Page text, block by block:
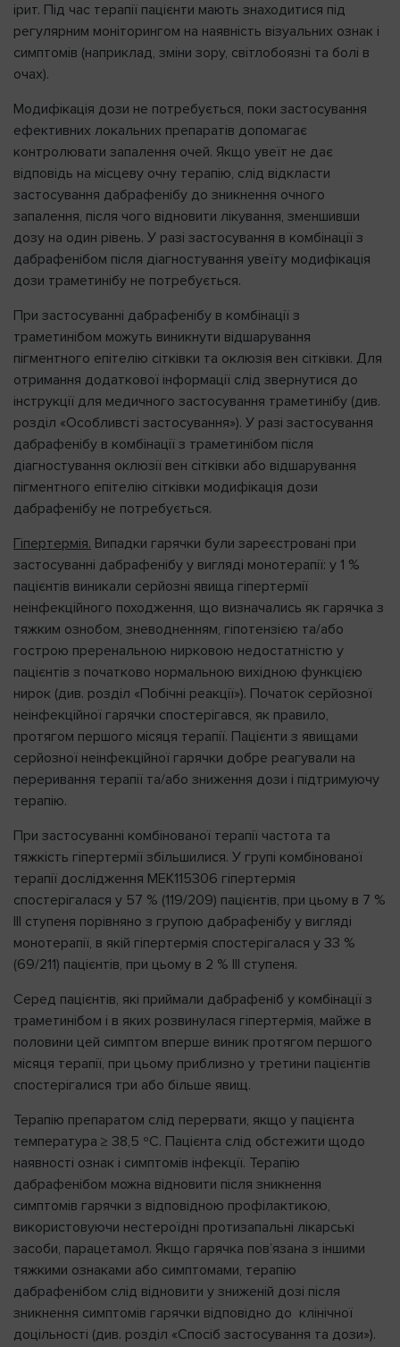
ірит. Під час терапії пацієнти мають знаходитися під
регулярним моніторингом на наявність візуальних ознак і
симптомів (наприклад, зміни зору, світлобоязні та болі в
очах).
Модифікація дози не потребується, поки застосування
ефективних локальних препаратів допомагає
контролювати запалення очей. Якщо увеїт не дає
відповідь на місцеву очну терапію, слід відкласти
застосування дабрафенібу до зникнення очного
запалення, після чого відновити лікування, зменшивши
дозу на один рівень. У разі застосування в комбінації з
дабрафенібом після діагностування увеїту модифікація
дози траметинібу не потребується.
При застосуванні дабрафенібу в комбінації з
траметинібом можуть виникнути відшарування
пігментного епітелію сітківки та оклюзія вен сітківки. Для
отримання додаткової інформації слід звернутися до
інструкції для медичного застосування траметинібу (див.
розділ «Особливсті застосування»). У разі застосування
дабрафенібу в комбінації з траметинібом після
діагностування оклюзії вен сітківки або відшарування
пігментного епітелію сітківки модифікація дози
дабрафенібу не потребується.
Гіпертермія. Випадки гарячки були зареєстровані при
застосуванні дабрафенібу у вигляді монотерапії: у 1 %
пацієнтів виникали серйозні явища гіпертермії
неінфекційного походження, що визначались як гарячка з
тяжким ознобом, зневодненням, гіпотензією та/або
гострою преренальною нирковою недостатністю у
пацієнтів з початково нормальною вихідною функцією
нирок (див. розділ «Побічні реакції»). Початок серйозної
неінфекційної гарячки спостерігався, як правило,
протягом першого місяця терапії. Пацієнти з явищами
серйозної неінфекційної гарячки добре реагували на
переривання терапії та/або зниження дози і підтримуючу
терапію.
При застосуванні комбінованої терапії частота та
тяжкість гіпертермії збільшилися. У групі комбінованої
терапії дослідження MEK115306 гіпертермія
спостерігалася у 57 % (119/209) пацієнтів, при цьому в 7 %
III ступеня порівняно з групою дабрафенібу у вигляді
монотерапії, в якій гіпертермія спостерігалася у 33 %
(69/211) пацієнтів, при цьому в 2 % III ступеня.
Серед пацієнтів, які приймали дабрафеніб у комбінації з
траметинібом і в яких розвинулася гіпертермія, майже в
половини цей симптом вперше виник протягом першого
місяця терапії, при цьому приблизно у третини пацієнтів
спостерігалися три або більше явищ.
Терапію препаратом слід перервати, якщо у пацієнта
температура ≥ 38,5 ºC. Пацієнта слід обстежити щодо
наявності ознак і симптомів інфекції. Терапію
дабрафенібом можна відновити після зникнення
симптомів гарячки з відповідною профілактикою,
використовуючи нестероїдні протизапальні лікарські
засоби, парацетамол. Якщо гарячка пов’язана з іншими
тяжкими ознаками або симптомами, терапію
дабрафенібом слід відновити у зниженій дозі після
зникнення симптомів гарячки відповідно до клінічної
доцільності (див. розділ «Спосіб застосування та дози»).